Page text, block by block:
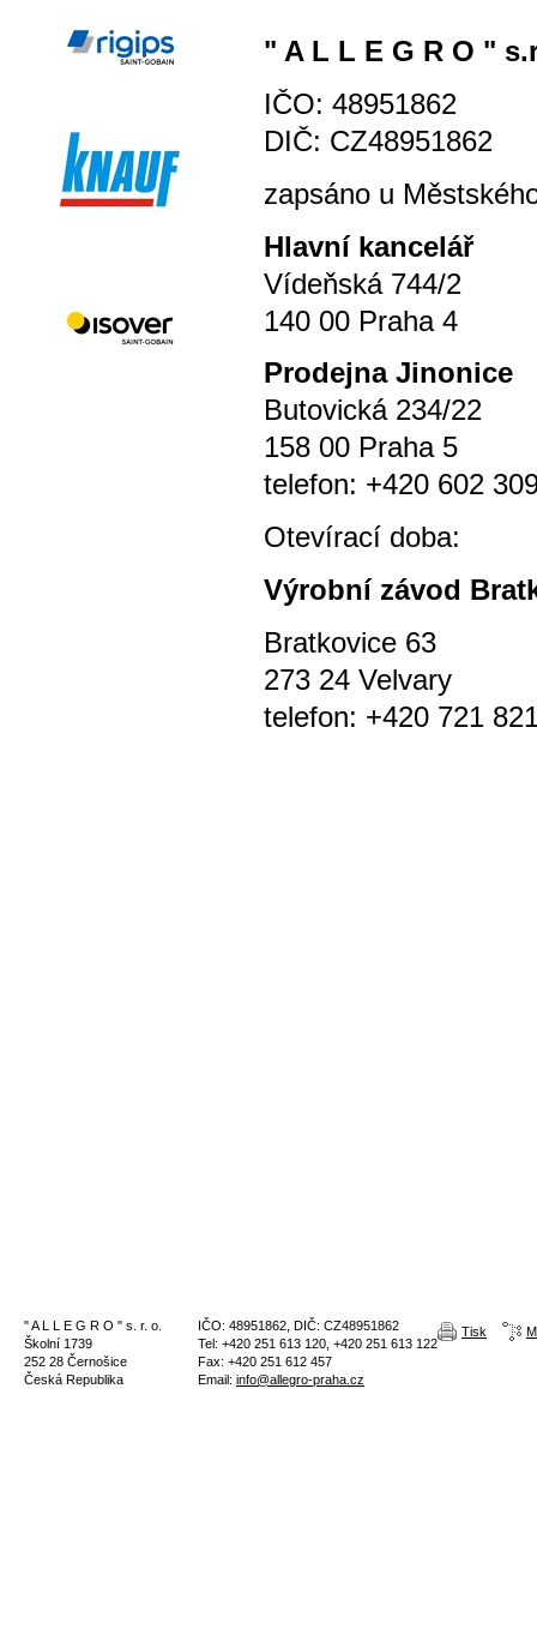
" A L L E G R O "
IČO: 48951862
DIČ: CZ48951862
zapsáno u
Hlavní kancelář
Vídeňská 744/2
140 00 Praha 4
Prodejna Jinonice
Butovická 234/22
158 00 Praha 5
telefon: +420 602
Otevírací
Výrobní závod
Bratkovice 63
273 24 Velvary
telefon: +420 721
" A L L E G R O " s. r. o.
Školní 1739
252 28 Černošice
Česká Republika
IČO: 48951862, DIČ: CZ48951862
Tel: +420 251 613 120, +420 251 613 122
Fax: +420 251 612 457
Email: info@allegro-praha.cz
Tisk